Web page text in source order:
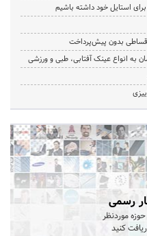
استایل خود داشته باشیم
بدون پیش‌پرداخت
انواع عینک آفتابی، طبی و ورزشی
رسمی
حوزه موردنظر
کنید